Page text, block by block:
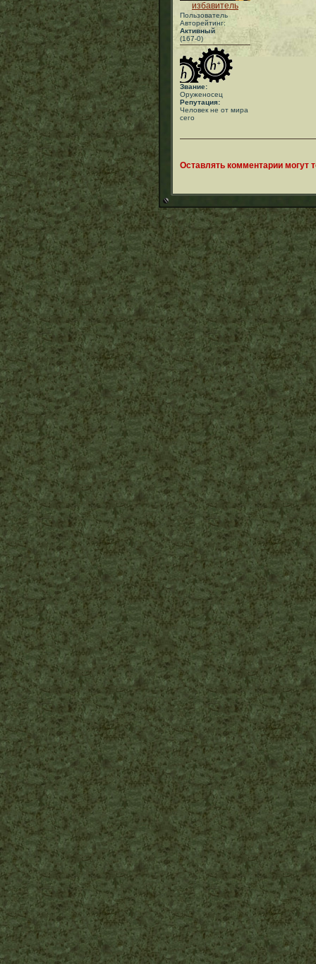
избавитель
Пользователь
Авторейтинг:
Активный
(167-0)
Звание:
Оруженосец
Репутация:
Человек не от мира
сего
Оставлять комментарии могут